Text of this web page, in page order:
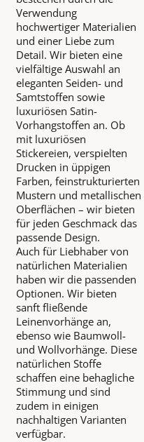
Verwendung
hochwertiger Materialien
und einer Liebe zum
Detail. Wir bieten eine
vielfältige Auswahl an
eleganten Seiden- und
Samtstoffen sowie
luxuriösen Satin-
Vorhangstoffen an. Ob
mit luxuriösen
Stickereien, verspielten
Drucken in üppigen
Farben, feinstrukturierten
Mustern und metallischen
Oberflächen – wir bieten
für jeden Geschmack das
passende Design.
Auch für Liebhaber von
natürlichen Materialien
haben wir die passenden
Optionen. Wir bieten
sanft fließende
Leinenvorhänge an,
ebenso wie Baumwoll-
und Wollvorhänge. Diese
natürlichen Stoffe
schaffen eine behagliche
Stimmung und sind
zudem in einigen
nachhaltigen Varianten
verfügbar.